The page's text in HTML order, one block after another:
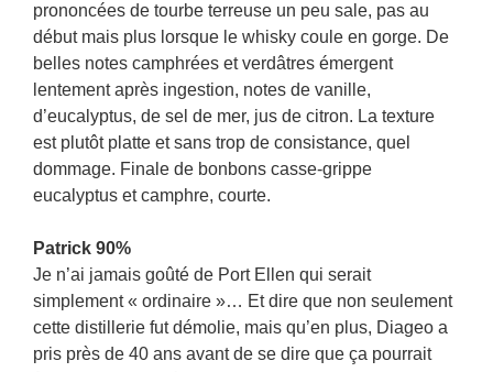
prononcées de tourbe terreuse un peu sale, pas au
début mais plus lorsque le whisky coule en gorge. De
belles notes camphrées et verdâtres émergent
lentement après ingestion, notes de vanille,
d’eucalyptus, de sel de mer, jus de citron. La texture
est plutôt platte et sans trop de consistance, quel
dommage. Finale de bonbons casse-grippe
eucalyptus et camphre, courte.
Patrick 90%
Je n’ai jamais goûté de Port Ellen qui serait
simplement « ordinaire »… Et dire que non seulement
cette distillerie fut démolie, mais qu’en plus, Diageo a
pris près de 40 ans avant de se dire que ça pourrait